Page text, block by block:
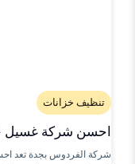
تنظيف خزانات
احسن شركة غسيل
شركة الفردوس بجدة تعد